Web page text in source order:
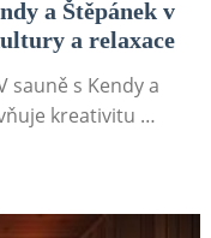
a Štěpánek v
a relaxace
sauně s Kendy a
kreativitu …